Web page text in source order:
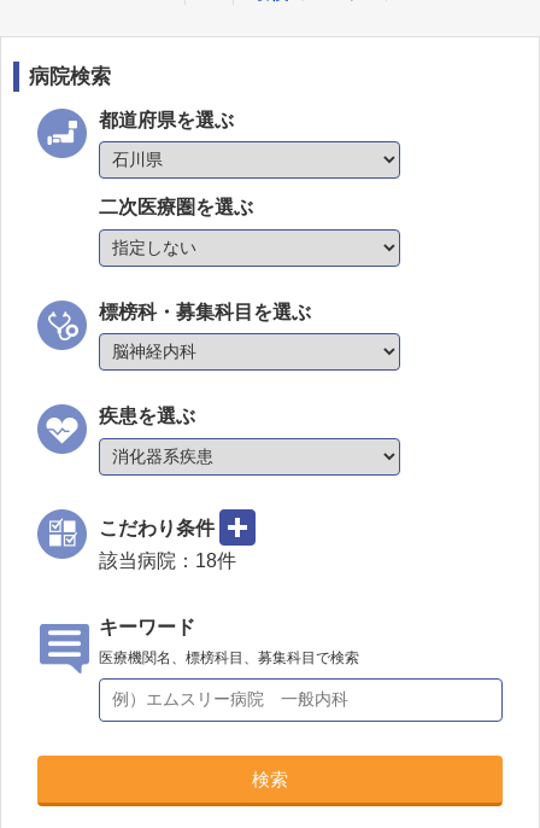
病院検索
都道府県を選ぶ
二次医療圏を選ぶ
標榜科・募集科目を選ぶ
疾患を選ぶ
こだわり条件
該当病院： 18件
キーワード
医療機関名、標榜科目、募集科目で検索
検索